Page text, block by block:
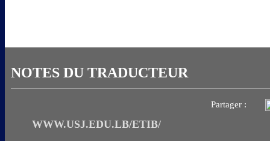
NOTES DU TRADUCTEUR
WWW.USJ.EDU.LB/ETIB/
Partager :